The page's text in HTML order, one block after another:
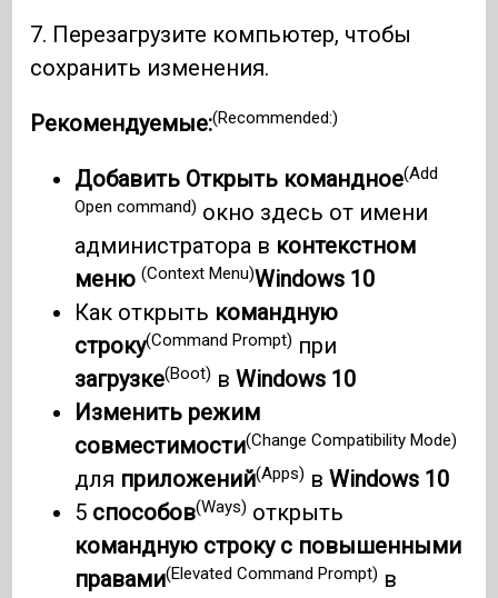
7. Перезагрузите компьютер, чтобы
сохранить изменения.
Рекомендуемые:(Recommended:)
Добавить Открыть командное(Add
Open command) окно здесь от имени
администратора в контекстном
меню(Context Menu)Windows 10
Как открыть командную
строку(Command Prompt) при
загрузке(Boot) вWindows 10
Изменить режим
совместимости(Change Compatibility Mode)
для приложений(Apps) вWindows 10
5 способов(Ways) открыть
командную строку с повышенными
правами(Elevated Command Prompt) в